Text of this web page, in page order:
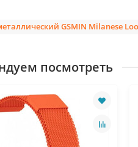
GSMIN Milanese
посмотреть